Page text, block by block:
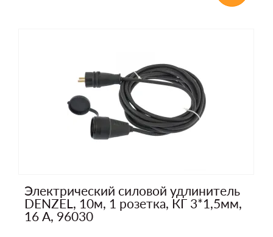
Электрический силовой удлинитель
DENZEL, 10м, 1 розетка, КГ 3*1,5мм,
16 А, 96030